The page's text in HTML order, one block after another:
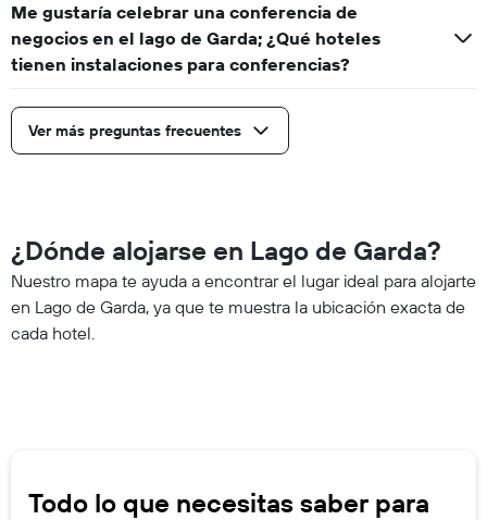
Me gustaría celebrar una conferencia de
negocios en el lago de Garda; ¿Qué hoteles
tienen instalaciones para conferencias?
Ver más preguntas frecuentes
¿Dónde alojarse en Lago de Garda?
Nuestro mapa te ayuda a encontrar el lugar ideal para alojarte
en Lago de Garda, ya que te muestra la ubicación exacta de
cada hotel.
Todo lo que necesitas saber para